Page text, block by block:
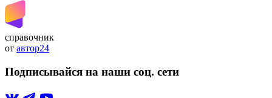
справочник
от автор24
Подписывайся на наши соц. сети